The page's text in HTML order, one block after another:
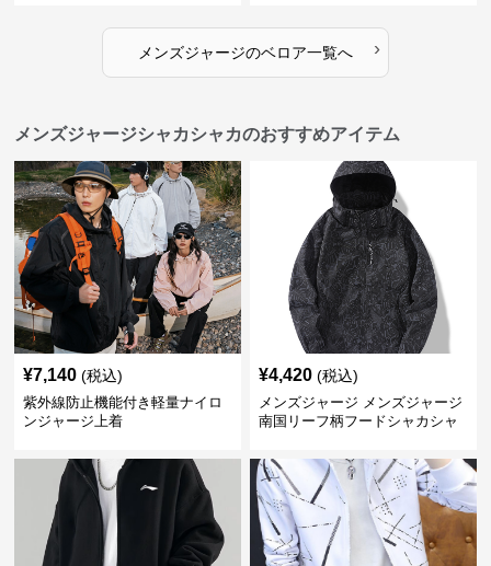
メンズジャージのベロア一覧へ ›
メンズジャージシャカシャカのおすすめアイテム
¥7,140 (税込)
紫外線防止機能付き軽量ナイロ
ンジャージ上着
¥4,420 (税込)
メンズジャージ メンズジャージ
南国リーフ柄フードシャカシャ